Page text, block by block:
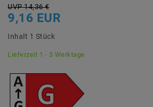
UVP 14,36 €
9,16 EUR
Inhalt 1 Stück
Lieferzeit 1 - 3 Werktage